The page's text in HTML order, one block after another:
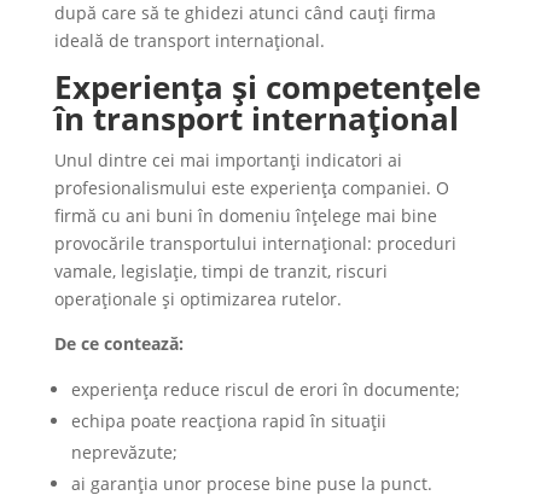
după care să te ghidezi atunci când cauți firma
ideală de transport internațional.
Experiența și competențele
în transport internațional
Unul dintre cei mai importanți indicatori ai
profesionalismului este experiența companiei. O
firmă cu ani buni în domeniu înțelege mai bine
provocările transportului internațional: proceduri
vamale, legislație, timpi de tranzit, riscuri
operaționale și optimizarea rutelor.
De ce contează:
experiența reduce riscul de erori în documente;
echipa poate reacționa rapid în situații
neprevăzute;
ai garanția unor procese bine puse la punct.